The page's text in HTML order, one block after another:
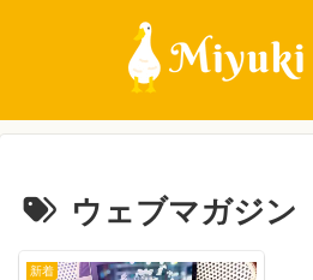
ウェブマガジン
新着